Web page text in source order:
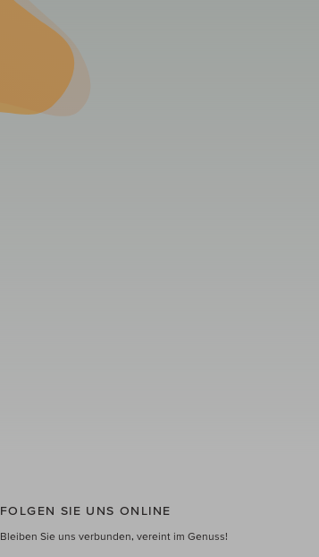
FOLGEN SIE UNS ONLINE
Bleiben Sie uns verbunden, vereint im Genuss!